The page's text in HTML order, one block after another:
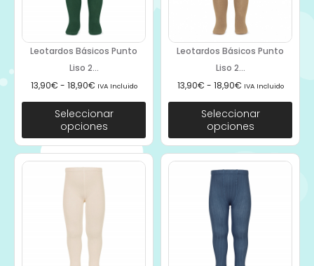
Leotardos Básicos Punto
Liso 2...
13,90€ - 18,90€ IVA Incluido
Seleccionar
opciones
Leotardos Básicos Punto
Liso 2...
13,90€ - 18,90€ IVA Incluido
Seleccionar
opciones